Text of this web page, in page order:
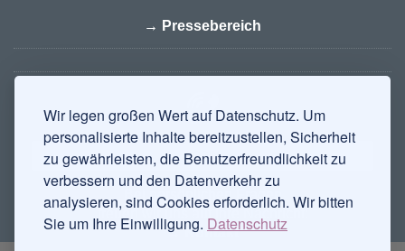
Wir legen großen Wert auf Datenschutz. Um
personalisierte Inhalte bereitzustellen, Sicherheit
zu gewährleisten, die Benutzerfreundlichkeit zu
verbessern und den Datenverkehr zu
analysieren, sind Cookies erforderlich. Wir bitten
Sie um Ihre Einwilligung. Datenschutz
→ Pressebereich
LOGIN
Bei persönlichen Fragen
freuen wir uns auf Ihre Nachricht:
→ Kontakt